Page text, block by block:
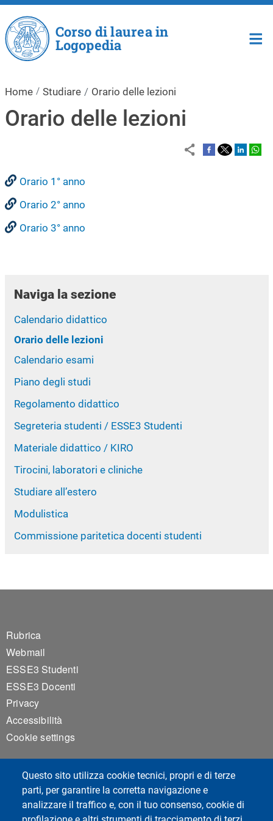
Salta al contenuto principale
Questo sito utilizza cookie tecnici, propri e di terze
parti, per garantire la corretta navigazione e
analizzare il traffico e, con il tuo consenso, cookie di
Corso di laurea in
Logopedia
Home Studiare Orario delle lezioni
Orario delle lezioni
Orario 1° anno
Orario 2° anno
Orario 3° anno
Naviga la sezione
Calendario didattico
Orario delle lezioni
Calendario esami
Piano degli studi
Regolamento didattico
Segreteria studenti / ESSE3 Studenti
Materiale didattico / KIRO
Tirocini, laboratori e cliniche
Studiare all’estero
Modulistica
Commissione paritetica docenti studenti
Footer 1
Rubrica
Webmail
ESSE3 Studenti
ESSE3 Docenti
Privacy
Accessibilità
Cookie settings